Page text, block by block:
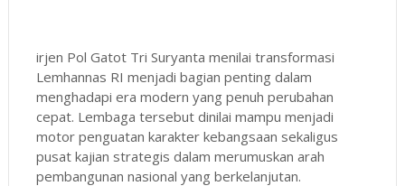
irjen Pol Gatot Tri Suryanta menilai transformasi
Lemhannas RI menjadi bagian penting dalam
menghadapi era modern yang penuh perubahan
cepat. Lembaga tersebut dinilai mampu menjadi
motor penguatan karakter kebangsaan sekaligus
pusat kajian strategis dalam merumuskan arah
pembangunan nasional yang berkelanjutan.